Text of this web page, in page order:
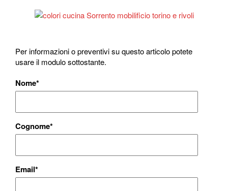
Per informazioni o preventivi su questo articolo potete
usare il modulo sottostante.
Nome*
Cognome*
Email*